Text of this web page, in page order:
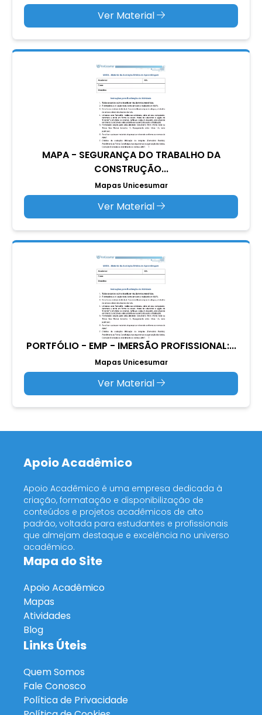
Ver Material
MAPA - SEGURANÇA DO TRABALHO DA
CONSTRUÇÃO...
Mapas Unicesumar
Ver Material
PORTFÓLIO - EMP - IMERSÃO PROFISSIONAL:...
Mapas Unicesumar
Ver Material
Apoio Acadêmico
Apoio Acadêmico é uma empresa dedicada à
criação, formatação e disponibilização de
conteúdos e projetos acadêmicos de alto
padrão, voltada para estudantes e profissionais
que almejam destaque e excelência no universo
acadêmico.
Mapa do Site
Apoio Acadêmico
Mapas
Atividades
Blog
Links Úteis
Quem Somos
Fale Conosco
Política de Privacidade